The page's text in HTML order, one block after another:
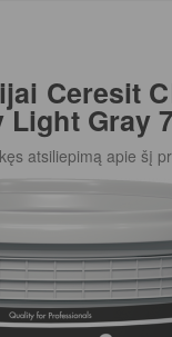
Ceresit
Light Gray
atsiliepimą apie šį